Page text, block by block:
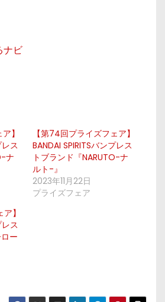
ナビ
】
ス
ナ
【第74回プライズフェア】
BANDAI SPIRITSバンプレス
トブランド『NARUTO-ナ
ルト-』
2023年11月22日
プライズフェア
】
ス
ー